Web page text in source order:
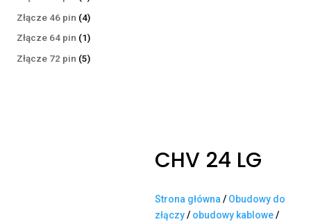
produkty
Złącze 46 pin 44
produkty
Złącze 64 pin 11
produkt
Złącze 72 pin 55
CHV 24 LG
Strona główna / Obudowy do
złączy/ obudowy kablowe/